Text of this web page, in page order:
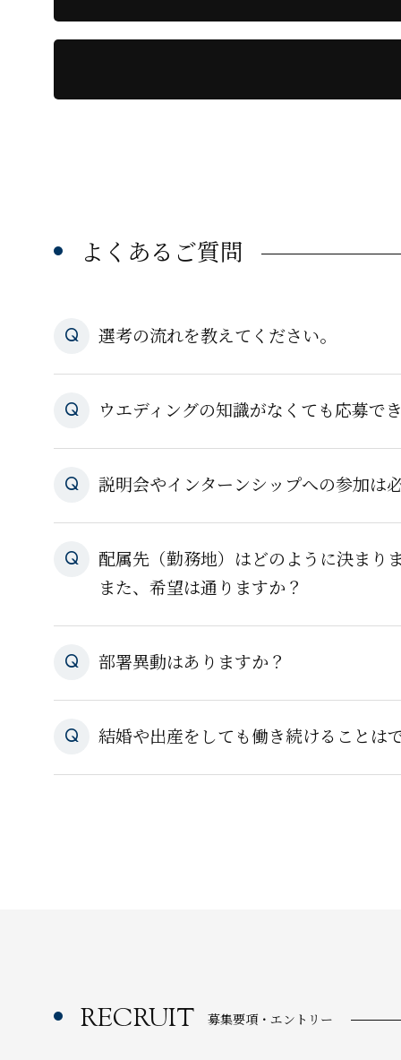
よくあるご質問
選考の流れを教えてください。
ウエディングの知識がなくても応募で
説明会やインターンシップへの参加は
配属先（勤務地）はどのように決まり
また、希望は通りますか？
部署異動はありますか？
結婚や出産をしても働き続けることは
RECRUIT 募集要項・エントリー